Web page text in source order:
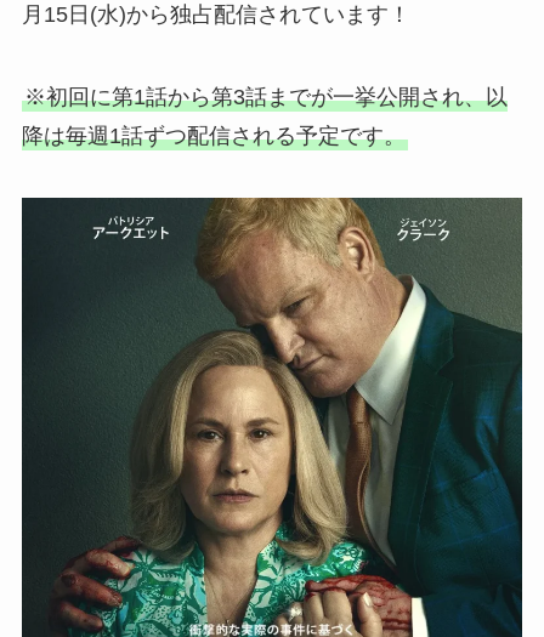
月15日(水)から独占配信されています！
※初回に第1話から第3話までが一挙公開され、以
降は毎週1話ずつ配信される予定です。